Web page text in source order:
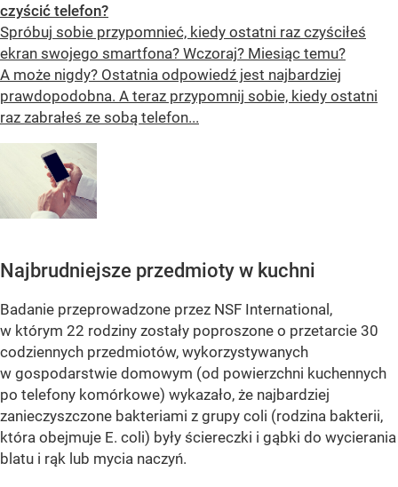
czyścić telefon?
Spróbuj sobie przypomnieć, kiedy ostatni raz czyściłeś
ekran swojego smartfona? Wczoraj? Miesiąc temu?
A może nigdy? Ostatnia odpowiedź jest najbardziej
prawdopodobna. A teraz przypomnij sobie, kiedy ostatni
raz zabrałeś ze sobą telefon...
Najbrudniejsze przedmioty w kuchni
Badanie przeprowadzone przez NSF International,
w którym 22 rodziny zostały poproszone o przetarcie 30
codziennych przedmiotów, wykorzystywanych
w gospodarstwie domowym (od powierzchni kuchennych
po telefony komórkowe) wykazało, że najbardziej
zanieczyszczone bakteriami z grupy coli (rodzina bakterii,
która obejmuje E. coli) były ściereczki i gąbki do wycierania
blatu i rąk lub mycia naczyń.